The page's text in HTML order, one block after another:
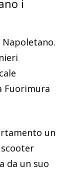
i
Fuorimura
un
da un suo